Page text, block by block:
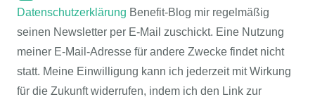
Datenschutzerklärung Benefit-Blog mir regelmäßig
seinen Newsletter per E-Mail zuschickt. Eine Nutzung
meiner E-Mail-Adresse für andere Zwecke findet nicht
statt. Meine Einwilligung kann ich jederzeit mit Wirkung
für die Zukunft widerrufen, indem ich den Link zur